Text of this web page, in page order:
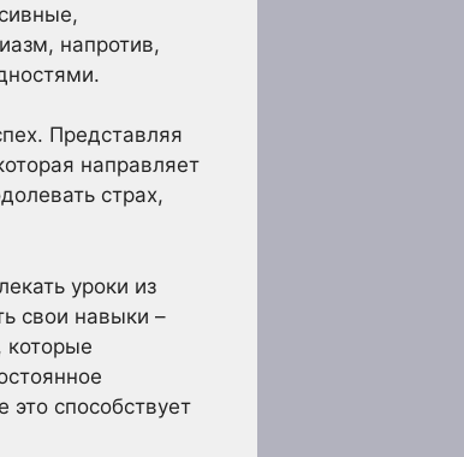
напротив,
Представляя
направляет
страх,
уроки из
свои навыки –
способствует